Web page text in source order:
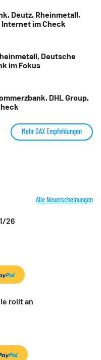
Deutz, Rheinmetall,
im Check
Deutsche
im Fokus
DHL Group,
Mehr DAX Empfehlungen
Alle Neuerscheinungen
26
rollt an